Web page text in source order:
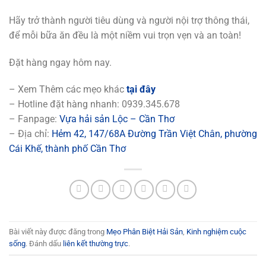
Hãy trở thành người tiêu dùng và người nội trợ thông thái,
để mỗi bữa ăn đều là một niềm vui trọn vẹn và an toàn!
Đặt hàng ngay hôm nay.
– Xem Thêm các mẹo khác tại đây
– Hotline đặt hàng nhanh: 0939.345.678
– Fanpage: Vựa hải sản Lộc – Cần Thơ
– Địa chỉ: Hẻm 42, 147/68A Đường Trần Việt Chân, phường
Cái Khế, thành phố Cần Thơ
Bài viết này được đăng trong Mẹo Phân Biệt Hải Sản Kinh nghiệm cuộc
sống. Đánh dấu liên kết thường trực.